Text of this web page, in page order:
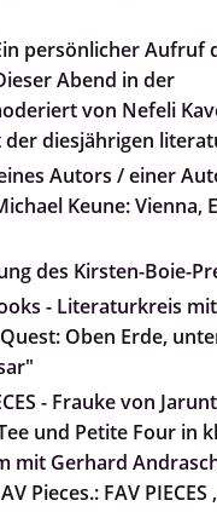
persönlicher Aufruf
Abend in der
von Nefeli
diesjährigen
Autors / einer
Keune: Vienna,
des Kirsten-Boie-
- Literaturkreis
Oben Erde,
- Frauke von
und Petite Four in
mit Gerhard
Pieces.: FAV